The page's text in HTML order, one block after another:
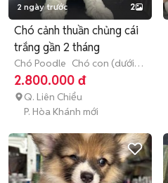
2 ngày trước 2
Chó cảnh thuần chủng cái
trắng gần 2 tháng
Chó Poodle Chó con (dưới 3
tháng tuổi)
2.800.000 đ
Q. Liên Chiểu
P. Hòa Khánh mới